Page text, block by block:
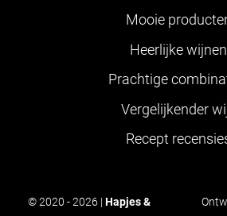
Mooie
Heerlijke wijnen
Prachtige
Vergelijkender
Recept
© 2020 - 2026 | Hapjes &